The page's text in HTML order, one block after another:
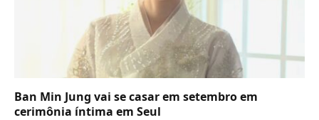
Ban Min Jung vai se casar em setembro em
cerimônia íntima em Seul